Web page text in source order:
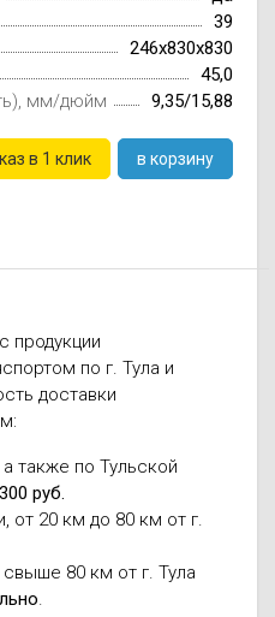
39
246x830x830
45,0
мм/дюйм
9,35/15,88
в 1 клик в корзину
продукции
по г. Тула и
доставки
также по Тульской
300 руб.
от 20 км до 80 км от г.
80 км от г. Тула
.
Осушители
Wi-Fi модуля
отработанном